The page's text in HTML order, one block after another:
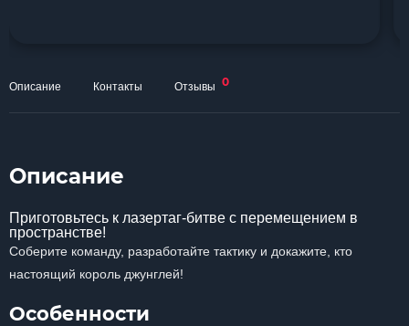
Описание Контакты Отзывы 0
Описание
Приготовьтесь к лазертаг-битве с перемещением в
пространстве!
Соберите команду, разработайте тактику и докажите, кто
настоящий король джунглей!
Особенности